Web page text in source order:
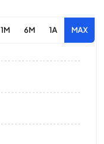
1M 6M 1A MAX